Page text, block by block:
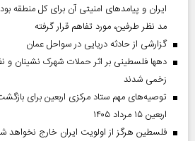
ایران و پیامد‌های امنیتی آن برای کل منطقه
مد نظر طرفین، مورد تفاهم قرار گرفته
گزارشی از حادثه دریایی در سواحل عمان
دهها فلسطینی بر اثر حملات شهرک نشینان و
زخمی شدند
توصیه‌های مهم ستاد مرکزی اربعین برای
اربعین ۱۵ مرداد ۱۴۰۵
فلسطین هرگز از اولویت ایران خارج نخواهد